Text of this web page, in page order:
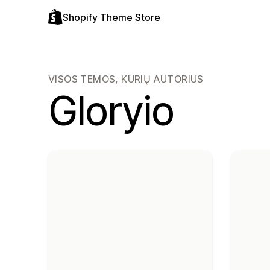
Shopify Theme Store
VISOS TEMOS, KURIŲ AUTORIUS
Gloryio